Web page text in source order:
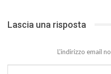
Lascia una risposta
L'indirizzo email